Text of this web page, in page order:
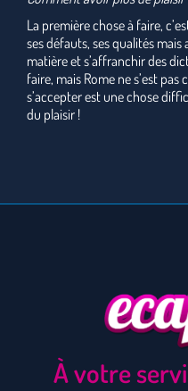
La première chose à faire,
ses défauts, ses qualités mais
matière et s’affranchir des
faire, mais Rome ne s’est
s’accepter est une chose
du plaisir !
À votre